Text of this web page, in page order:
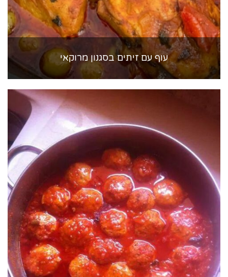
עוף עם זיתים בסגנון מרוקאי